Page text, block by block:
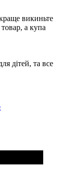
викиньте
а купа
дітей, та все